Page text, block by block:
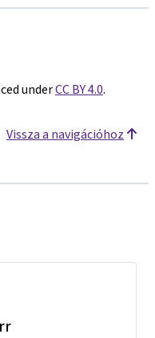
underCC BY 4.0.
Vissza a navigációhoz